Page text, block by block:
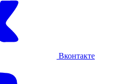
Вконтакте